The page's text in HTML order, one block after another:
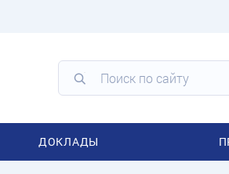
ДОКЛАДЫ